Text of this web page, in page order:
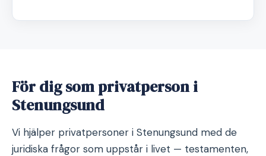
För dig som privatperson i
Stenungsund
Vi hjälper privatpersoner i Stenungsund med de
juridiska frågor som uppstår i livet — testamenten,